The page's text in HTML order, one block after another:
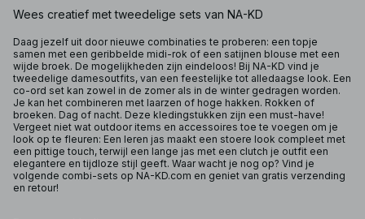
Wees creatief met tweedelige sets van NA-KD
Daag jezelf uit door nieuwe combinaties te proberen: een topje
samen met een geribbelde midi-rok of een satijnen blouse met een
wijde broek. De mogelijkheden zijn eindeloos! Bij NA-KD vind je
tweedelige damesoutfits, van een feestelijke tot alledaagse look. Een
co-ord set kan zowel in de zomer als in de winter gedragen worden.
Je kan het combineren met laarzen of hoge hakken. Rokken of
broeken. Dag of nacht. Deze kledingstukken zijn een must-have!
Vergeet niet wat outdoor items en accessoires toe te voegen om je
look op te fleuren: Een leren jas maakt een stoere look compleet met
een pittige touch, terwijl een lange jas met een clutch je outfit een
elegantere en tijdloze stijl geeft. Waar wacht je nog op? Vind je
volgende combi-sets op NA-KD.com en geniet van gratis verzending
en retour!